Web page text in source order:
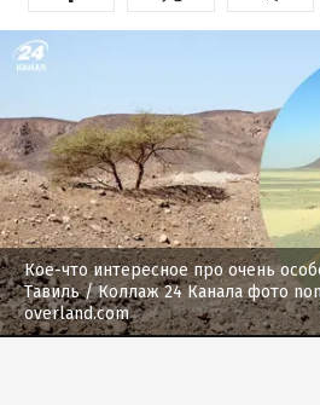
Кое-что интересное про очень
Тавиль/ Коллаж 24 Канала фото
overland.com